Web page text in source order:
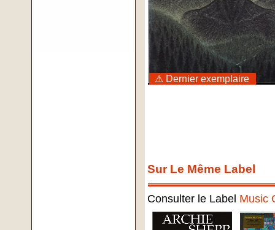
⚠ Dernier exemplaire
Sur Le Même Label
Consulter le Label Music